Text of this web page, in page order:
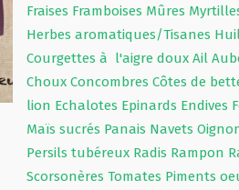
Fraises Framboises Mûres
Herbes aromatiques/Tisanes
Courgettes à l'aigre doux Ail
Choux Concombres Côtes de
lion Echalotes Epinards Endives
Maïs sucrés Panais Navets
Persils tubéreux Radis Rampon
Scorsonères Tomates Piments